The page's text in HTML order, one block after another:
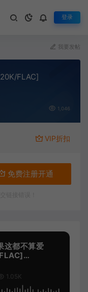
登录
我要发帖
FLAC]
1,046
VIP折扣
免费注册开通
这都不算爱
1.05K